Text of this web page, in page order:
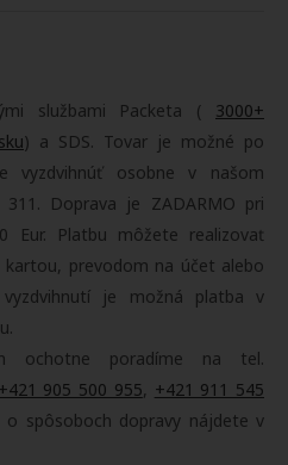
službami Packeta ( 3000+
) a SDS. Tovar je možné po
vyzdvihnúť osobne v našom
Doprava je ZADARMO pri
Eur. Platbu môžete realizovať
prevodom na účet alebo
je možná platba v
ochotne poradíme na tel.
+421 905 500 955, +421 911 545
o spôsoboch dopravy nájdete v